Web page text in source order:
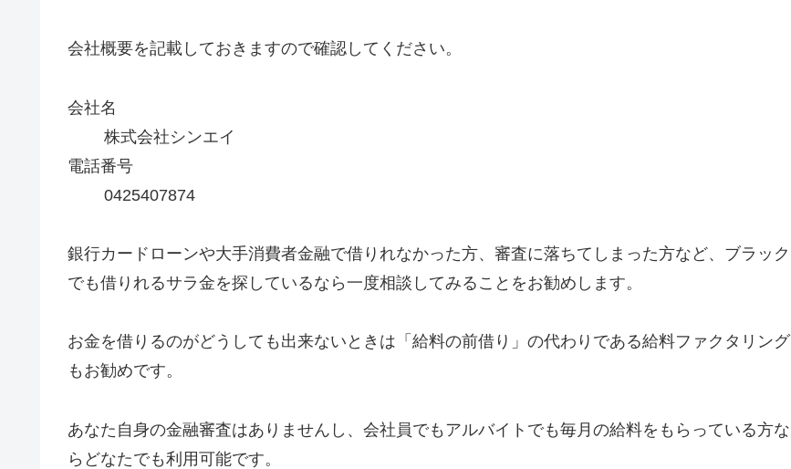
会社概要を記載しておきますので確認してください。
会社名
株式会社シンエイ
電話番号
0425407874
銀行カードローンや大手消費者金融で借りれなかった方、審査に落ちてしまった方など、ブラック
でも借りれるサラ金を探しているなら一度相談してみることをお勧めします。
お金を借りるのがどうしても出来ないときは「給料の前借り」の代わりである給料ファクタリング
もお勧めです。
あなた自身の金融審査はありませんし、会社員でもアルバイトでも毎月の給料をもらっている方な
らどなたでも利用可能です。